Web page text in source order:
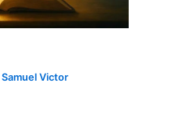
Samuel Victor